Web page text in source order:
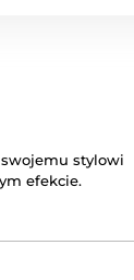
stylowi
efekcie.